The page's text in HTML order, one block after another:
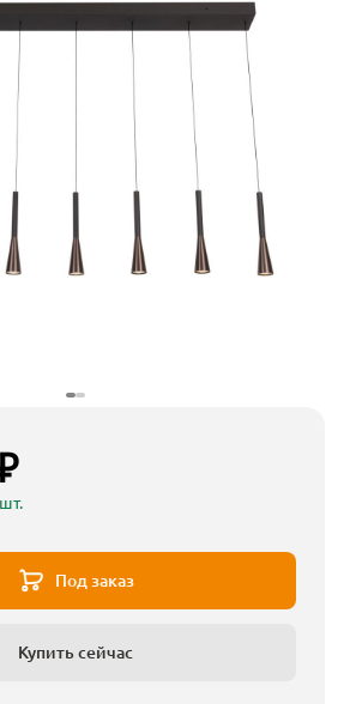
Под заказ
Купить сейчас